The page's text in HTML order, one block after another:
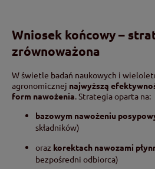
Wniosek końcowy –
zrównoważona
W świetle badań naukowych i
agronomicznej najwyższą
form nawożenia. Strategia oparta na:
bazowym nawożeniu
składników)
oraz korektach nawozami
bezpośredni odbiorca)